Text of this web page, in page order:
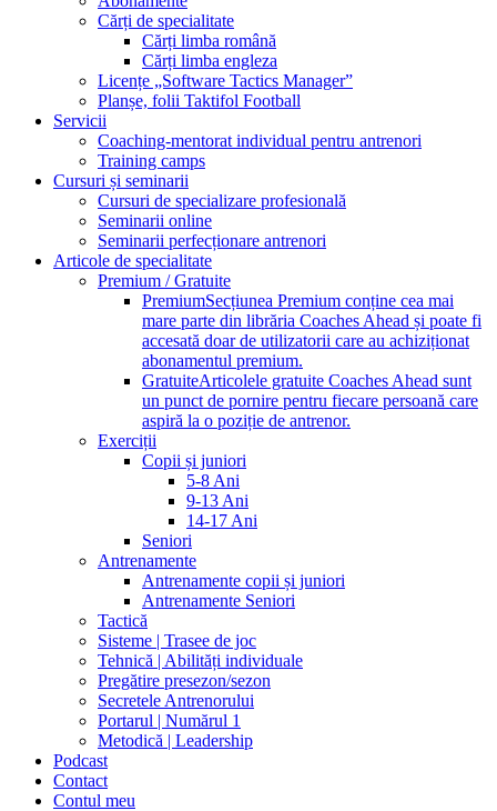
Cărți de specialitate
Cărți limba română
Cărți limba engleza
Licențe „Software Tactics Manager”
Planșe, folii Taktifol Football
Servicii
Coaching-mentorat individual pentru antrenori
Training camps
Cursuri și seminarii
Cursuri de specializare profesională
Seminarii online
Seminarii perfecționare antrenori
Articole de specialitate
Premium / Gratuite
PremiumSecțiunea Premium conține cea mai
mare parte din librăria Coaches Ahead și poate fi
accesată doar de utilizatorii care au achiziționat
abonamentul premium.
GratuiteArticolele gratuite Coaches Ahead sunt
un punct de pornire pentru fiecare persoană care
aspiră la o poziție de antrenor.
Exerciții
Copii și juniori
5-8 Ani
9-13 Ani
14-17 Ani
Seniori
Antrenamente
Antrenamente copii și juniori
Antrenamente Seniori
Tactică
Sisteme | Trasee de joc
Tehnică | Abilități individuale
Pregătire presezon/sezon
Secretele Antrenorului
Portarul | Numărul 1
Metodică | Leadership
Podcast
Contact
Contul meu